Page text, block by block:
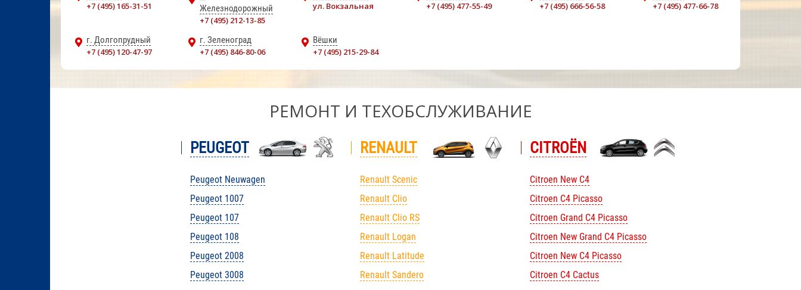
+7 (495) 165-31-51
Железнодорожный
+7 (495) 212-13-85
ул. Вокзальная
+7 (495) 477-55-49
+7 (495) 666-56-58
+7 (495) 477-66-78
г. Долгопрудный
+7 (495) 120-47-97
г. Зеленоград
+7 (495) 846-80-06
Вёшки
+7 (495) 215-29-84
РЕМОНТ И ТЕХОБСЛУЖИВАНИЕ
PEUGEOT RENAULT CITROЁN
Peugeot Neuwagen
Peugeot 1007
Peugeot 107
Peugeot 108
Peugeot 2008
Peugeot 3008
Renault Scenic
Renault Clio
Renault Clio RS
Renault Logan
Renault Latitude
Renault Sandero
Citroen New C4
Citroen C4 Picasso
Citroen Grand C4 Picasso
Citroen New Grand C4 Picasso
Citroen New C4 Picasso
Citroen C4 Cactus